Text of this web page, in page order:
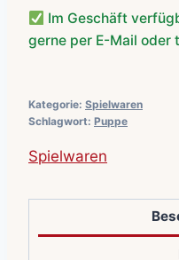
Im Geschäft
gerne per E-Mail oder
Kategorie: Spielwaren
Schlagwort: Puppe
Spielwaren